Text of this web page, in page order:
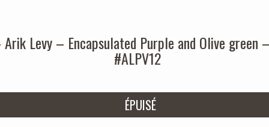
Arik Levy – Encapsulated Purple and Olive green
#ALPV12
ÉPUISÉ